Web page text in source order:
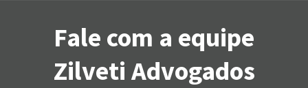
Fale com a equipe
Zilveti Advogados